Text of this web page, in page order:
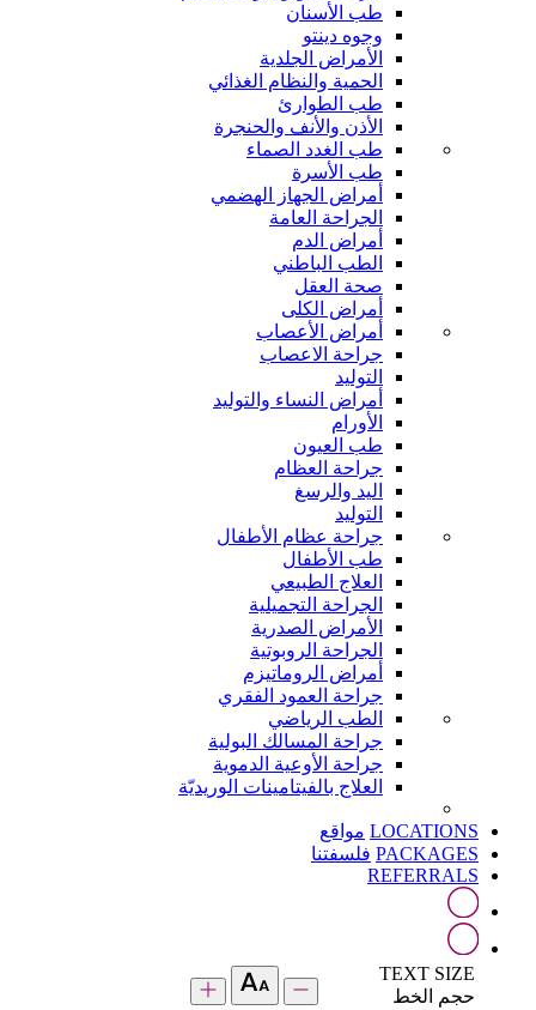
طب الأسنان
وجوه دينتو
الأمراض الجلدية
الحمية والنظام الغذائي
طب الطوارئ
الأذن والأنف والحنجرة
طب الغدد الصماء
طب الأسرة
أمراض الجهاز الهضمي
الجراحة العامة
أمراض الدم
الطب الباطني
صحة العقل
أمراض الكلى
أمراض الأعصاب
جراحة الاعصاب
التوليد
أمراض النساء والتوليد
الأورام
طب العيون
جراحة العظام
اليد والرسغ
التوليد
جراحة عظام الأطفال
طب الأطفال
العلاج الطبيعي
الجراحة التجميلية
الأمراض الصدرية
الجراحة الروبوتية
أمراض الروماتيزم
جراحة العمود الفقري
الطب الرياضي
جراحة المسالك البولية
جراحة الأوعية الدموية
العلاج بالفيتامينات الوريديّة
LOCATIONS مواقع
PACKAGES فلسفتنا
REFERRALS
TEXT SIZE
حجم الخط